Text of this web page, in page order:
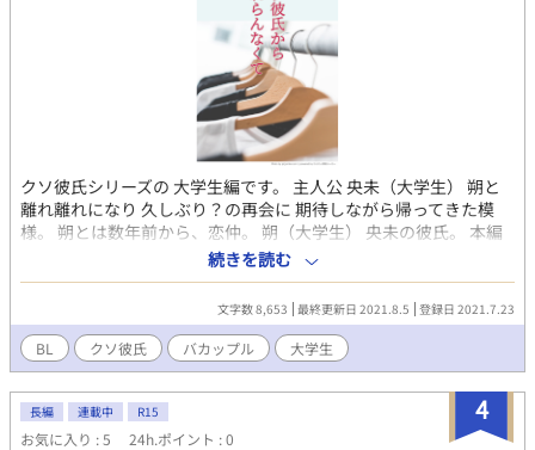
クソ彼氏シリーズの 大学生編です。 主人公 央未（大学生） 朔と
離れ離れになり 久しぶり？の再会に 期待しながら帰ってきた模
様。 朔とは数年前から、恋仲。 朔（大学生） 央未の彼氏。 本編
では、クソ彼氏と呼ばれたり 散々だけど、実は根が真面目。 ただ
し、かなりの自由人。 一応、イチャイチャ甘々、えちえち注意を
続きを読む
文字数 8,653 最終更新日 2021.8.5 登録日 2021.7.23
BL クソ彼氏 バカップル 大学生
4
長編 連載中 R15
お気に入り : 5 24h.ポイント : 0